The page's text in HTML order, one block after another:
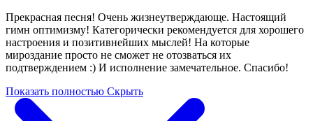
Прекрасная песня! Очень жизнеутверждающе. Настоящий
гимн оптимизму! Категорически рекомендуется для хорошего
настроения и позитивнейших мыслей! На которые
мироздание просто не сможет не отозваться их
подтверждением :) И исполнение замечательное. Спасибо!
Показать полностью Скрыть